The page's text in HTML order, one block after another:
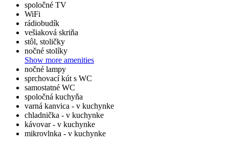
spoločné TV
WiFi
rádiobudík
vešiaková skriňa
stôl, stoličky
nočné stolíky
Show more amenities
nočné lampy
sprchovací kút s WC
samostatné WC
spoločná kuchyňa
varná kanvica - v kuchynke
chladnička - v kuchynke
kávovar - v kuchynke
mikrovlnka - v kuchynke